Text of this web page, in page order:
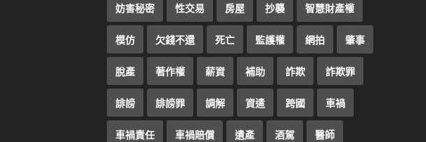
妨害秘密 性交易 房屋 抄襲 智慧財產權
模仿 欠錢不還 死亡 監護權 網拍 肇事
脫產 著作權 薪資 補助 詐欺 詐欺罪
誹謗 誹謗罪 調解 資遣 跨國 車禍
車禍責任 車禍賠償 遺產 酒駕 醫師